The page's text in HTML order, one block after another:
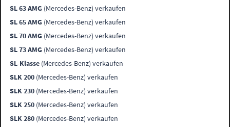
SL 63 AMG (Mercedes-Benz) verkaufen
SL 65 AMG (Mercedes-Benz) verkaufen
SL 70 AMG (Mercedes-Benz) verkaufen
SL 73 AMG (Mercedes-Benz) verkaufen
SL-Klasse (Mercedes-Benz) verkaufen
SLK 200 (Mercedes-Benz) verkaufen
SLK 230 (Mercedes-Benz) verkaufen
SLK 250 (Mercedes-Benz) verkaufen
SLK 280 (Mercedes-Benz) verkaufen